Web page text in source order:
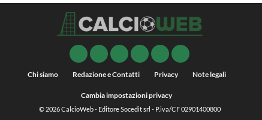
Chi siamo Redazione e Contatti Privacy Note legali
Cambia impostazioni privacy
© 2026CalcioWeb- Editore Socedit srl - P.iva/CF 02901400800